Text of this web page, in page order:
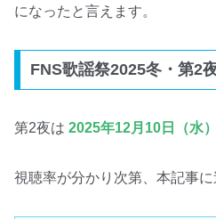
になったと言えます。
FNS歌謡祭2025冬・第2
第2夜は 2025年12月10日（水
視聴率が分かり次第、本記事に